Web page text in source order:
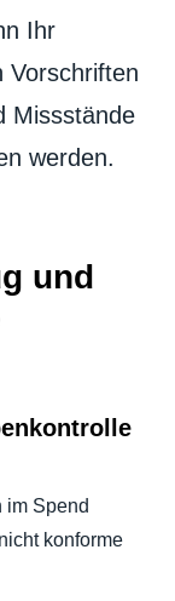
Ihr
Vorschriften
Missstände
werden.
und
im Spend
konforme